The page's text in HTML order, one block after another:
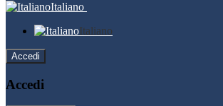
Italiano
Italiano
Accedi
Accedi